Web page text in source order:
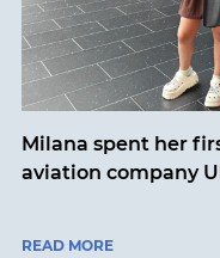
Milana spent her
aviation company
READ MORE